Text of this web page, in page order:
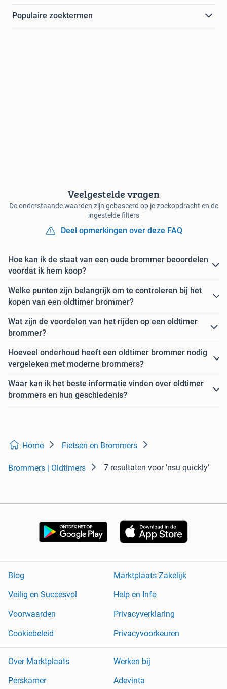
Populaire zoektermen
Veelgestelde vragen
De onderstaande waarden zijn gebaseerd op je zoekopdracht en de
ingestelde filters
Deel opmerkingen over deze FAQ
Hoe kan ik de staat van een oude brommer beoordelen
voordat ik hem koop?
Welke punten zijn belangrijk om te controleren bij het
kopen van een oldtimer brommer?
Wat zijn de voordelen van het rijden op een oldtimer
brommer?
Hoeveel onderhoud heeft een oldtimer brommer nodig
vergeleken met moderne brommers?
Waar kan ik het beste informatie vinden over oldtimer
brommers en hun geschiedenis?
Home Fietsen en Brommers
Brommers | Oldtimers 7 resultaten voor 'nsu quickly'
Blog
Marktplaats Zakelijk
Veilig en Succesvol
Help en Info
Voorwaarden
Privacyverklaring
Cookiebeleid
Privacyvoorkeuren
Over Marktplaats
Werken bij
Perskamer
Adevinta